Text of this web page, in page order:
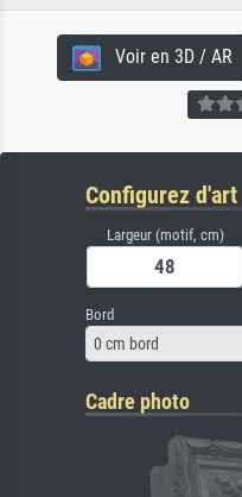
Voir en 3D / AR
Configurez d'art
Largeur (motif, cm)
Bord
0 cm bord
Cadre photo